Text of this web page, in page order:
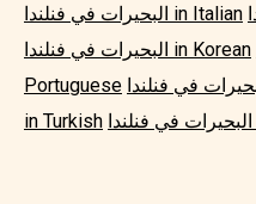
البحيرات في فنلندا in Italian
البحيرات في فنلندا in Korean
Portuguese
in Turkish